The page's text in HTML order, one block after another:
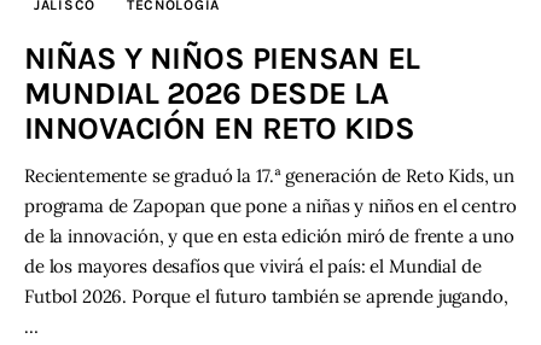
Contacto
JALISCO TECNOLOGÍA
NIÑAS Y NIÑOS PIENSAN EL
MUNDIAL 2026 DESDE LA
INNOVACIÓN EN RETO KIDS
Recientemente se graduó la 17.ª generación de Reto Kids, un
programa de Zapopan que pone a niñas y niños en el centro
de la innovación, y que en esta edición miró de frente a uno
de los mayores desafíos que vivirá el país: el Mundial de
Futbol 2026. Porque el futuro también se aprende jugando,
…